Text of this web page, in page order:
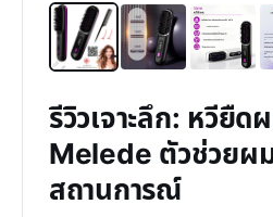
รีวิวเจาะลึก: หวียืด
Melede ตัวช่วยผ
สถานการณ์